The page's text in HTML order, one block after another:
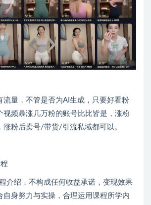
流量，不管是否为AI生成，只要好看粉
视频暴涨几万粉的账号比比皆是，涨粉
涨粉后卖号/带货/引流私域都可以。
介绍，不构成任何收益承诺，变现效果
自身努力与实操，合理运用课程所学内